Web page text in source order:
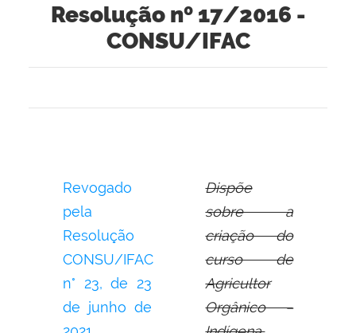
Resolução nº 17/2016 -
CONSU/IFAC
Revogado
pela
Resolução
CONSU/IFAC
n° 23, de 23
de junho de
Dispõe
sobre a
criação do
curso de
Agricultor
Orgânico –